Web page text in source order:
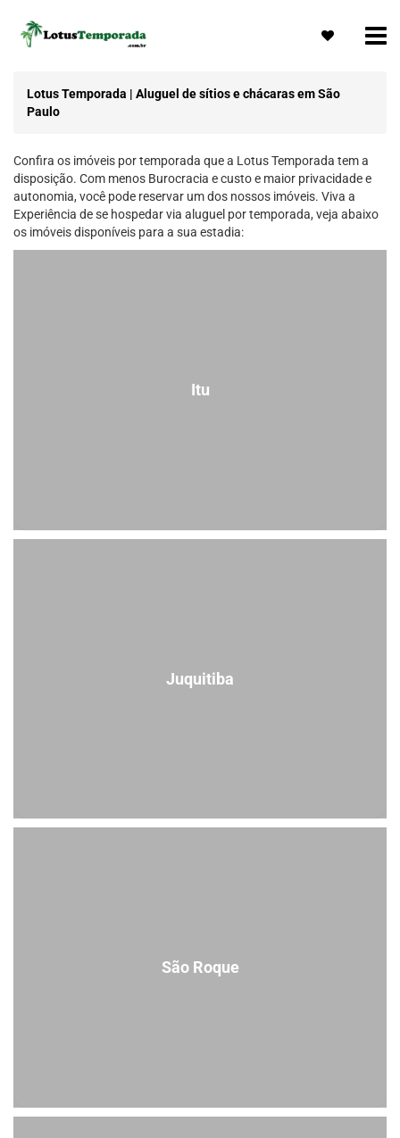
Lotus Temporada | Aluguel de sítios e chácaras em São
Paulo
Confira os imóveis por temporada que a Lotus Temporada tem a
disposição. Com menos Burocracia e custo e maior privacidade e
autonomia, você pode reservar um dos nossos imóveis. Viva a
Experiência de se hospedar via aluguel por temporada, veja abaixo
os imóveis disponíveis para a sua estadia:
Itu
Juquitiba
São Roque